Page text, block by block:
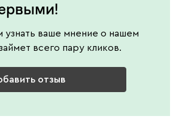
узнать ваше мнение о нашем
всего пару кликов.
отзыв